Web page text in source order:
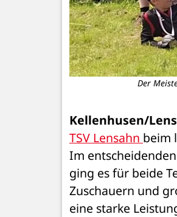
Der
Kellenhusen/
TSV Lensahn beim
Im
ging es für beide
Zuschauern und
eine starke